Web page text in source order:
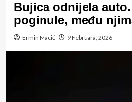
Bujica odnijela
poginule, među
Ermin Macić 9 Februara, 2026